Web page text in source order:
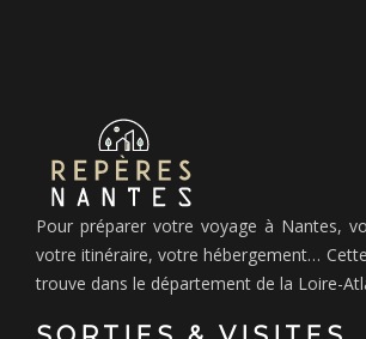
Pour préparer votre voyage à Nantes,
votre itinéraire, votre hébergement…
trouve dans le département de la Loire-